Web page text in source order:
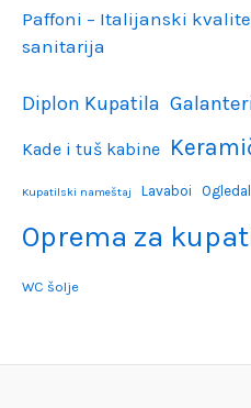
Paffoni – Italijanski
sanitarija
Diplon Kupatila
Kade i tuš kabine
Kupatilski nameštaj Lavaboi
Oprema za
WC šolje